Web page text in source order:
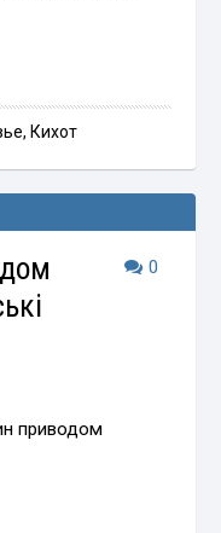
, Кихот
0
приводом